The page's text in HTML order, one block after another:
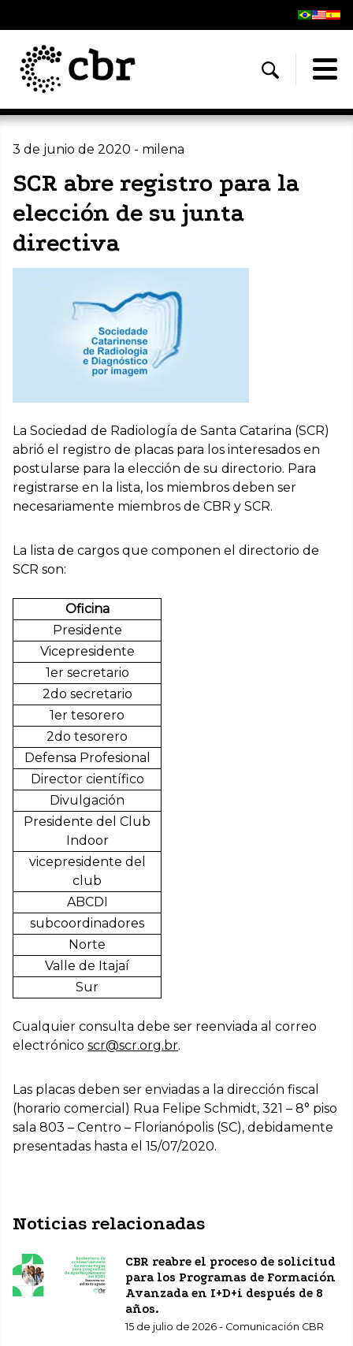
3 de junio de 2020 - milena
SCR abre registro para la
elección de su junta
directiva
La Sociedad de Radiología de Santa Catarina (SCR)
abrió el registro de placas para los interesados en
postularse para la elección de su directorio. Para
registrarse en la lista, los miembros deben ser
necesariamente miembros de CBR y SCR.
La lista de cargos que componen el directorio de
SCR son:
Oficina
Presidente
Vicepresidente
1er secretario
2do secretario
1er tesorero
2do tesorero
Defensa Profesional
Director científico
Divulgación
Presidente del Club
Indoor
vicepresidente del
club
ABCDI
subcoordinadores
Norte
Valle de Itajaí
Sur
Cualquier consulta debe ser reenviada al correo
electrónico scr@scr.org.br.
Las placas deben ser enviadas a la dirección fiscal
(horario comercial) Rua Felipe Schmidt, 321 – 8° piso
sala 803 – Centro – Florianópolis (SC), debidamente
presentadas hasta el 15/07/2020.
Noticias relacionadas
CBR reabre el proceso de solicitud
para los Programas de Formación
Avanzada en I+D+i después de 8
años.
15 de julio de 2026 - Comunicación CBR